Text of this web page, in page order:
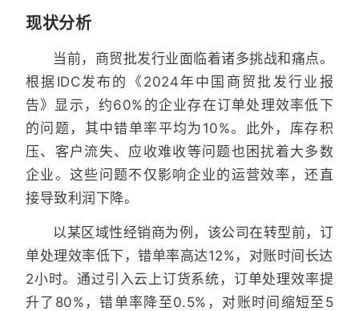
现状分析
当前，商贸批发行业面临着诸多挑战和痛点。
根据IDC发布的《2024年中国商贸批发行业报
告》显示，约60%的企业存在订单处理效率低下
的问题，其中错单率平均为10%。此外，库存积
压、客户流失、应收难收等问题也困扰着大多数
企业。这些问题不仅影响企业的运营效率，还直
接导致利润下降。
以某区域性经销商为例，该公司在转型前，订
单处理效率低下，错单率高达12%，对账时间长达
2小时。通过引入云上订货系统，订单处理效率提
升了80%，错单率降至0.5%，对账时间缩短至5